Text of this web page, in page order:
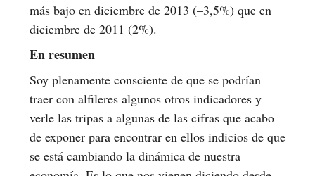
más bajo en diciembre de 2013 (–3,5%) que en
diciembre de 2011 (2%).
En resumen
Soy plenamente consciente de que se podrían
traer con alfileres algunos otros indicadores y
verle las tripas a algunas de las cifras que acabo
de exponer para encontrar en ellos indicios de que
se está cambiando la dinámica de nuestra